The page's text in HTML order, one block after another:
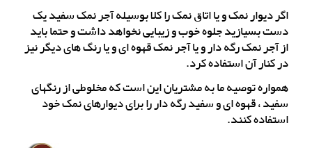
اگر دیوار نمک و یا اتاق نمک را کلا بوسیله آجر نمک سفید یک
دست بسیازید جلوه خوب و زیبایی نخواهد داشت و حتما باید
از آجر نمک رگه دار و یا آجر نمک قهوه ای و یا رنگ های دیگر نیز
در کنار آن استفاده کرد.
همواره توصیه ما به مشتریان این است که مخلوطی از رنگهای
سفید ، قهوه ای و سفید رگه دار را برای دیوارهای نمک خود
استفاده کنند.